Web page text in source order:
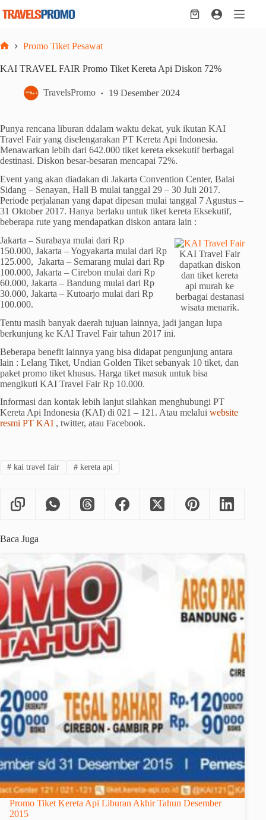
Shopping
Promo Tiket Pesawat
KAI TRAVEL FAIR Promo Tiket Kereta Api Diskon 72%
TravelsPromo 19 Desember 2024
Punya rencana liburan ddalam waktu dekat, yuk ikutan KAI
Travel Fair yang diselengarakan PT Kereta Api Indonesia.
Menawarkan lebih dari 642.000 tiket kereta eksekutif berbagai
destinasi. Diskon besar-besaran mencapai 72%.
Event yang akan diadakan di Jakarta Convention Center, Balai
Sidang – Senayan, Hall B mulai tanggal 29 – 30 Juli 2017.
Periode perjalanan yang dapat dipesan mulai tanggal 7 Agustus –
31 Oktober 2017. Hanya berlaku untuk tiket kereta Eksekutif,
beberapa rute yang mendapatkan diskon antara lain :
KAI Travel Fair
dapatkan diskon
dan tiket kereta
api murah ke
berbagai destanasi
wisata menarik.
Jakarta – Surabaya mulai dari Rp
150.000, Jakarta – Yogyakarta mulai dari Rp
125.000, Jakarta – Semarang mulai dari Rp
100.000, Jakarta – Cirebon mulai dari Rp
60.000, Jakarta – Bandung mulai dari Rp
30.000, Jakarta – Kutoarjo mulai dari Rp
100.000.
Tentu masih banyak daerah tujuan lainnya, jadi jangan lupa
berkunjung ke KAI Travel Fair tahun 2017 ini.
Beberapa benefit lainnya yang bisa didapat pengunjung antara
lain : Lelang Tiket, Undian Golden Tiket sebanyak 10 tiket, dan
paket promo tiket khusus. Harga tiket masuk untuk bisa
mengikuti KAI Travel Fair Rp 10.000.
Informasi dan kontak lebih lanjut silahkan menghubungi PT
Kereta Api Indonesia (KAI) di 021 – 121. Atau melalui website
resmi PT KAI , twitter, atau Facebook.
#kai travel fair #kereta api
Baca Juga
Promo Tiket Kereta Api Liburan Akhir Tahun Desember
2015